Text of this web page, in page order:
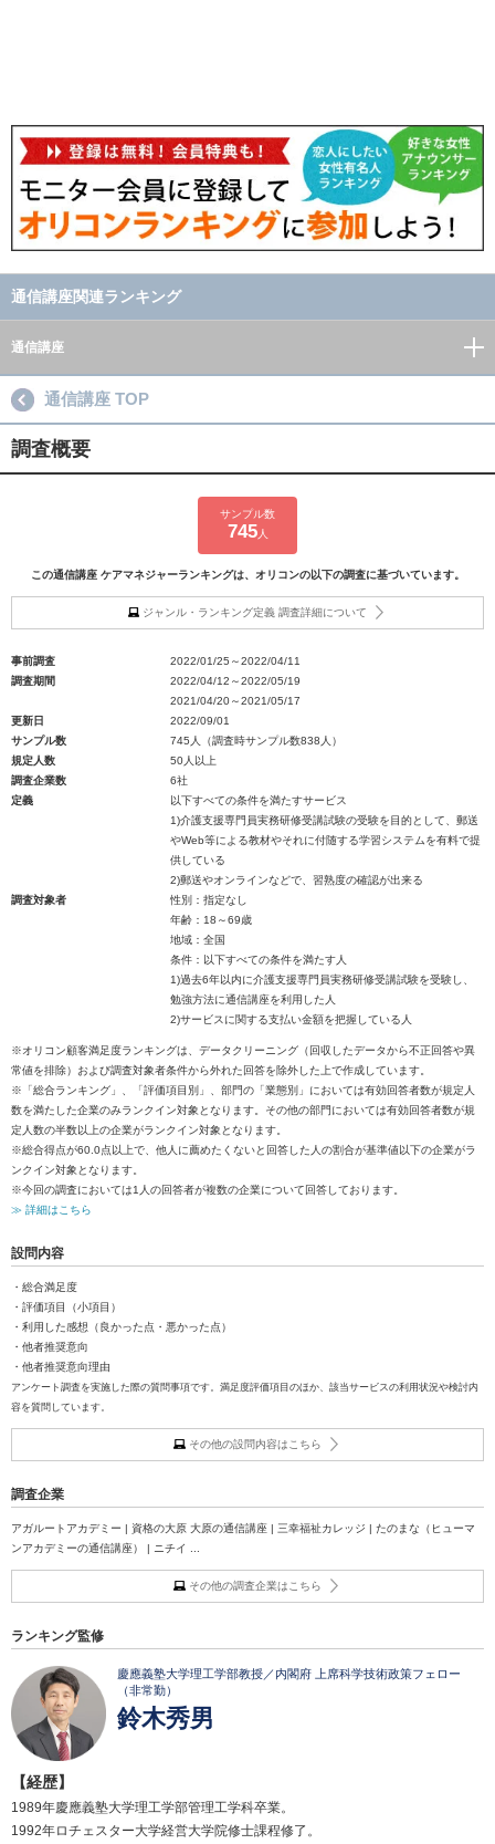
通信講座関連ランキング
通信講座
通信講座 TOP
調査概要
サンプル数
745人
この通信講座 ケアマネジャーランキングは、オリコンの以下の調査に基づいています。
ジャンル・ランキング定義 調査詳細について
事前調査
2022/01/25～2022/04/11
調査期間
2022/04/12～2022/05/19
2021/04/20～2021/05/17
更新日
2022/09/01
サンプル数
745人（調査時サンプル数838人）
規定人数
50人以上
調査企業数
6社
定義
以下すべての条件を満たすサービス
1)介護支援専門員実務研修受講試験の受験を目的として、郵送
やWeb等による教材やそれに付随する学習システムを有料で提
供している
2)郵送やオンラインなどで、習熟度の確認が出来る
調査対象者
性別：指定なし
年齢：18～69歳
地域：全国
条件：以下すべての条件を満たす人
1)過去6年以内に介護支援専門員実務研修受講試験を受験し、
勉強方法に通信講座を利用した人
2)サービスに関する支払い金額を把握している人
※オリコン顧客満足度ランキングは、データクリーニング（回収したデータから不正回答や異
常値を排除）および調査対象者条件から外れた回答を除外した上で作成しています。
※「総合ランキング」、「評価項目別」、部門の「業態別」においては有効回答者数が規定人
数を満たした企業のみランクイン対象となります。その他の部門においては有効回答者数が規
定人数の半数以上の企業がランクイン対象となります。
※総合得点が60.0点以上で、他人に薦めたくないと回答した人の割合が基準値以下の企業がラ
ンクイン対象となります。
※今回の調査においては1人の回答者が複数の企業について回答しております。
≫ 詳細はこちら
設問内容
・総合満足度
・評価項目（小項目）
・利用した感想（良かった点・悪かった点）
・他者推奨意向
・他者推奨意向理由
アンケート調査を実施した際の質問事項です。満足度評価項目のほか、該当サービスの利用状況や検討内
容を質問しています。
その他の設問内容はこちら
調査企業
アガルートアカデミー | 資格の大原 大原の通信講座 | 三幸福祉カレッジ | たのまな（ヒューマ
ンアカデミーの通信講座） | ニチイ ...
その他の調査企業はこちら
ランキング監修
慶應義塾大学理工学部教授／内閣府 上席科学技術政策フェロー
（非常勤）
鈴木秀男
【経歴】
1989年慶應義塾大学理工学部管理工学科卒業。
1992年ロチェスター大学経営大学院修士課程修了。